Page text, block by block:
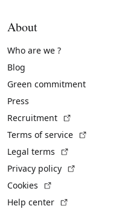
About
Who are we ?
Blog
Green commitment
Press
Recruitment
Terms of service
Legal terms
Privacy policy
Cookies
Help center